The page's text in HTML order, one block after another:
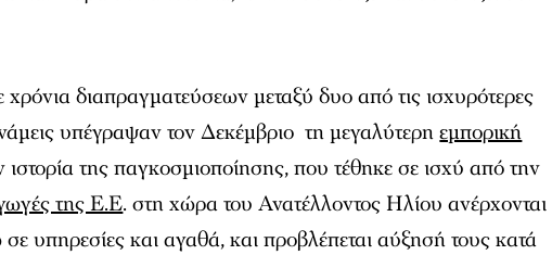
διαπραγματεύσεων μεταξύ δυο από τις ισχυρότερες
υπέγραψαν τον Δεκέμβριο τη μεγαλύτερηεμπορική
ιστορία της παγκοσμιοποίησης, που τέθηκε σε ισχύ από την
της Ε.Ε. στη χώρα του Ανατέλλοντος Ηλίου ανέρχονται
υπηρεσίες και αγαθά, και προβλέπεται αύξησή τους κατά